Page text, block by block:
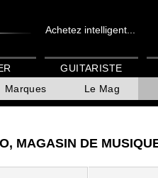
Achetez intelligent...
Marques Le Mag
GUITARISTE
MAGASIN DE